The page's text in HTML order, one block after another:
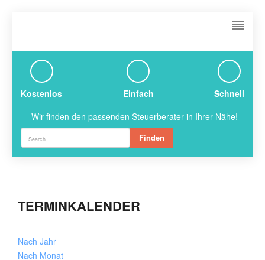
Kostenlos Einfach
Schnell
Wir finden den passenden Steuerberater in Ihrer Nähe!
Finden
TERMINKALENDER
Nach Jahr
Nach Monat